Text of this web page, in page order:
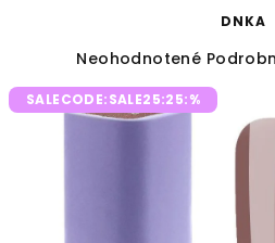
DNKA
Priemerné
produktu
je
Neohodnotené
SALECODE:SALE25:25:%